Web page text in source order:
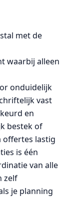
met de
waarbij alleen
onduidelijk
vast
en
bestek of
offertes lastig
is één
van alle
zelf
je planning